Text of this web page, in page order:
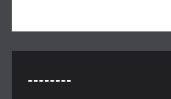
--------